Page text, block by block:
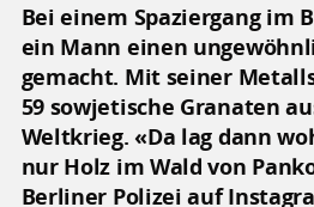
Bei einem Spaziergang im
ein Mann einen
gemacht. Mit seiner
59 sowjetische Granaten
Weltkrieg. «Da lag dann
nur Holz im Wald von
Berliner Polizei auf